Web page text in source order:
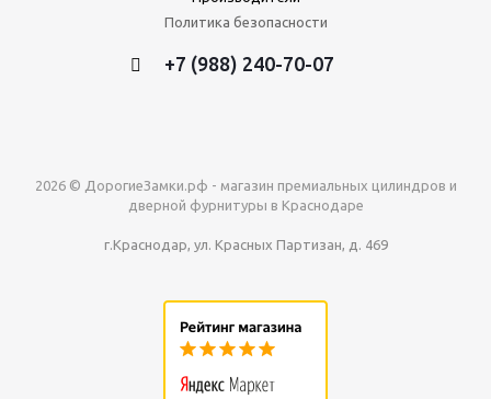
Политика безопасности
+7 (988) 240-70-07
2026 © ДорогиеЗамки.рф - магазин премиальных цилиндров и
дверной фурнитуры в Краснодаре
г.Краснодар, ул. Красных Партизан, д. 469